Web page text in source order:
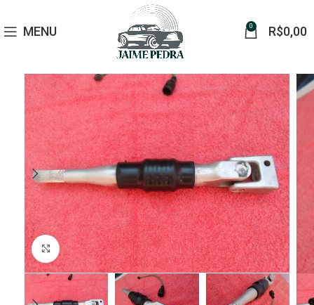
MENU 0 R$0,00
Click to enlarge